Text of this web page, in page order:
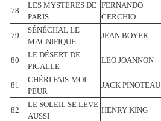
78
LES MYSTÈRES DE
PARIS
FERNANDO
CERCHIO
79
SÉNÉCHAL LE
MAGNIFIQUE
JEAN BOYER
80
LE DÉSERT DE
PIGALLE
LEO JOANNON
81
CHÉRI FAIS-MOI
PEUR
JACK PINOTEAU
82
LE SOLEIL SE LÈVE
AUSSI
HENRY KING